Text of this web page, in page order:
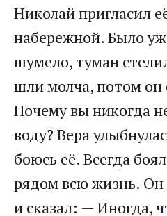
Николай пригласил
набережной. Было
шумело, туман
шли молча, потом он
Почему вы никогда
воду? Вера
боюсь её. Всегда
рядом всю жизнь. Он
и сказал: — Иногда,